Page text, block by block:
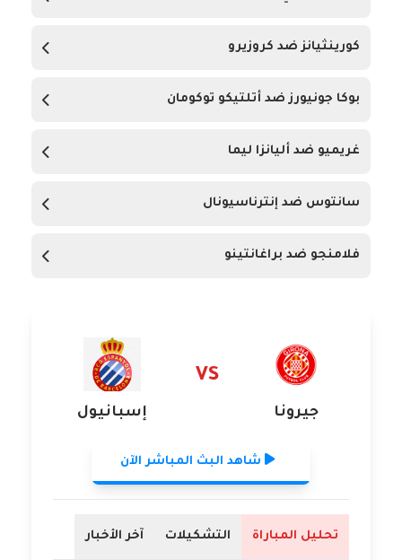
كورينثيانز ضد كروزيرو
بوكا جونيورز ضد أتلتيكو توكومان
غريميو ضد أليانزا ليما
سانتوس ضد إنترناسيونال
فلامنجو ضد براغانتينو
جيرونا
VS
إسبانيول
شاهد البث المباشر الآن
تحليل المباراة التشكيلات آخر الأخبار